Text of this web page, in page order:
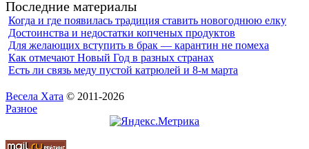
Последние материалы
Когда и где появилась традиция ставить новогоднюю елку
Достоинства и недостатки копченых продуктов
Для желающих вступить в брак — карантин не помеха
Как отмечают Новый Год в разных странах
Есть ли связь меду пустой катрюлей и 8-м марта
Весела Хата © 2011-2026
Разное